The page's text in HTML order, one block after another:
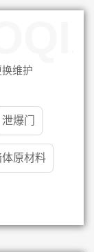
品中心>>防爆墙
维护
泄爆门
体原材料